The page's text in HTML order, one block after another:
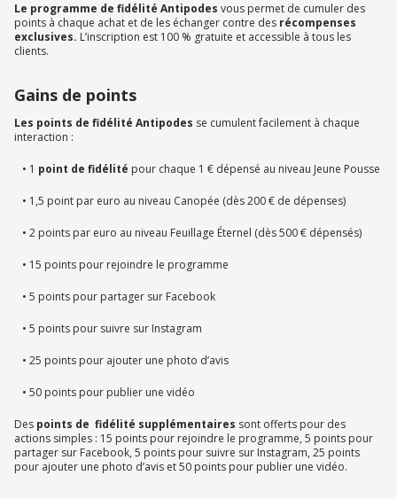
Le programme de fidélité Antipodes vous permet de cumuler des
points à chaque achat et de les échanger contre des récompenses
exclusives. L’inscription est 100 % gratuite et accessible à tous les
clients.
Gains de points
Les points de fidélité Antipodes se cumulent facilement à chaque
interaction :
• 1 point de fidélité pour chaque 1 € dépensé au niveau Jeune Pousse
• 1,5 point par euro au niveau Canopée (dès 200 € de dépenses)
• 2 points par euro au niveau Feuillage Éternel (dès 500 € dépensés)
• 15 points pour rejoindre le programme
• 5 points pour partager sur Facebook
• 5 points pour suivre sur Instagram
• 25 points pour ajouter une photo d’avis
• 50 points pour publier une vidéo
Des points de fidélité supplémentaires sont offerts pour des
actions simples : 15 points pour rejoindre le programme, 5 points pour
partager sur Facebook, 5 points pour suivre sur Instagram, 25 points
pour ajouter une photo d’avis et 50 points pour publier une vidéo.